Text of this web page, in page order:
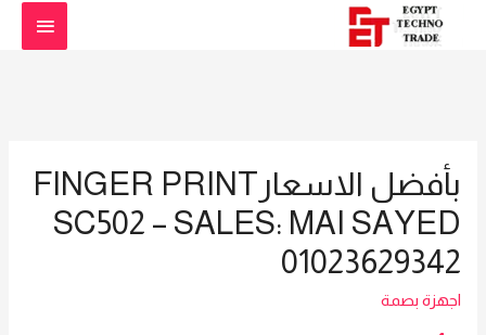
بأفضل الاسعارFINGER PRINT
SC502 – SALES: MAI SAYED
01023629342
اجهزة بصمة